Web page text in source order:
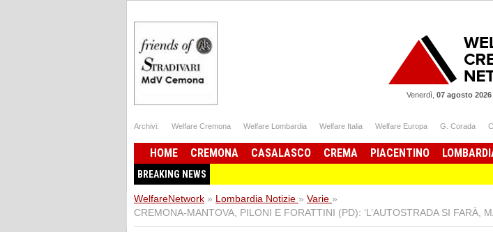
Venerdì, 07 agosto 2026
Archivi: Welfare Cremona Welfare Lombardia Welfare Italia Welfare Europa G. Corada
HOME CREMONA CASALASCO CREMA PIACENTINO
BREAKING NEWS Guccini,
WelfareNetwork » Lombardia Notizie » Varie »
CREMONA-MANTOVA, PILONI E FORATTINI (PD): ‘L’AUTOSTRADA SI FARÀ,